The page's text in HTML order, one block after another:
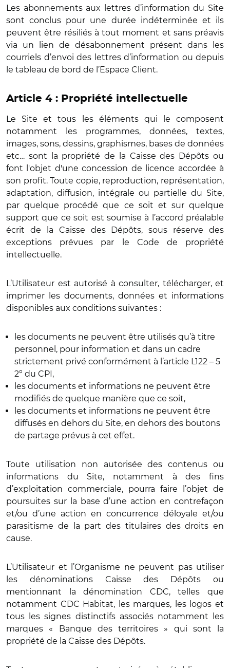
Les abonnements aux lettres d’information du Site
sont conclus pour une durée indéterminée et ils
peuvent être résiliés à tout moment et sans préavis
via un lien de désabonnement présent dans les
courriels d’envoi des lettres d’information ou depuis
le tableau de bord de l’Espace Client.
Article 4 : Propriété intellectuelle
Le Site et tous les éléments qui le composent
notamment les programmes, données, textes,
images, sons, dessins, graphismes, bases de données
etc… sont la propriété de la Caisse des Dépôts ou
font l'objet d'une concession de licence accordée à
son profit. Toute copie, reproduction, représentation,
adaptation, diffusion, intégrale ou partielle du Site,
par quelque procédé que ce soit et sur quelque
support que ce soit est soumise à l’accord préalable
écrit de la Caisse des Dépôts, sous réserve des
exceptions prévues par le Code de propriété
intellectuelle.
L’Utilisateur est autorisé à consulter, télécharger, et
imprimer les documents, données et informations
disponibles aux conditions suivantes :
les documents ne peuvent être utilisés qu’à titre
personnel, pour information et dans un cadre
strictement privé conformément à l’article L122 – 5
2° du CPI,
les documents et informations ne peuvent être
modifiés de quelque manière que ce soit,
les documents et informations ne peuvent être
diffusés en dehors du Site, en dehors des boutons
de partage prévus à cet effet.
Toute utilisation non autorisée des contenus ou
informations du Site, notamment à des fins
d’exploitation commerciale, pourra faire l’objet de
poursuites sur la base d’une action en contrefaçon
et/ou d’une action en concurrence déloyale et/ou
parasitisme de la part des titulaires des droits en
cause.
L’Utilisateur et l’Organisme ne peuvent pas utiliser
les dénominations Caisse des Dépôts ou
mentionnant la dénomination CDC, telles que
notamment CDC Habitat, les marques, les logos et
tous les signes distinctifs associés notamment les
marques « Banque des territoires » qui sont la
propriété de la Caisse des Dépôts.